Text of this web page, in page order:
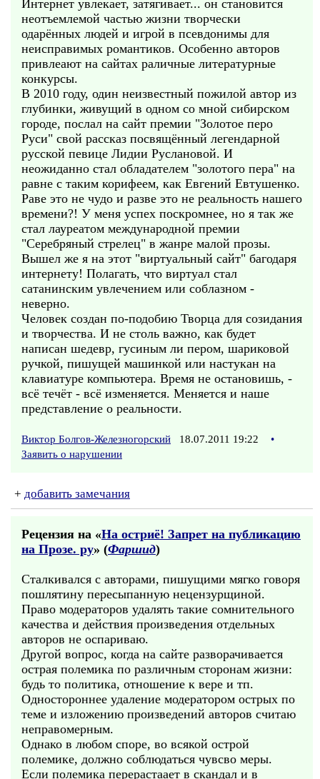
Интернет увлекает, затягивает... он становится
неотъемлемой частью жизни творчески
одарённых людей и игрой в псевдонимы для
неисправимых романтиков. Особенно авторов
привлеают на сайтах раличные литературные
конкурсы.
В 2010 году, один неизвестный пожилой автор из
глубинки, живущий в одном со мной сибирском
городе, послал на сайт премии "Золотое перо
Руси" свой рассказ посвящённый легендарной
русской певице Лидии Руслановой. И
неожиданно стал обладателем "золотого пера" на
равне с таким корифеем, как Евгений Евтушенко.
Раве это не чудо и разве это не реальность нашего
времени?! У меня успех поскромнее, но я так же
стал лауреатом международной премии
"Серебряный стрелец" в жанре малой прозы.
Вышел же я на этот "виртуальный сайт" багодаря
интернету! Полагать, что виртуал стал
сатанинским увлечением или соблазном -
неверно.
Человек создан по-подобию Творца для созидания
и творчества. И не столь важно, как будет
написан шедевр, гусиным ли пером, шариковой
ручкой, пишущей машинкой или настукан на
клавиатуре компьютера. Время не остановишь, -
всё течёт - всё изменяется. Меняется и наше
представление о реальности.
Виктор Болгов-Железногорский 18.07.2011 19:22
•
Заявить о нарушении
+ добавить замечания
Рецензия на «На остриё! Запрет на публикацию
на Прозе. ру» (Фаршид)
Сталкивался с авторами, пишущими мягко говоря
пошлятину пересыпанную нецензурщиной.
Право модераторов удалять такие сомнительного
качества и действия произведения отдельных
авторов не оспариваю.
Другой вопрос, когда на сайте разворачивается
острая полемика по различным сторонам жизни:
будь то политика, отношение к вере и тп.
Одностороннее удаление модератором острых по
теме и изложению произведений авторов считаю
неправомерным.
Однако в любом споре, во всякой острой
полемике, должно соблюдаться чувсво меры.
Если полемика перерастаает в скандал и в